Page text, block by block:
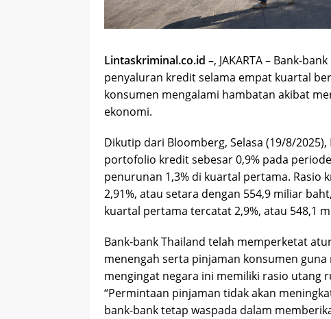
Lintaskriminal.co.id –, JAKARTA – Bank-
penyaluran kredit selama empat kuartal
konsumen mengalami hambatan akibat
ekonomi.
Dikutip dari Bloomberg, Selasa (19/8/
portofolio kredit sebesar 0,9% pada
penurunan 1,3% di kuartal pertama. Rasio
2,91%, atau setara dengan 554,9 miliar
kuartal pertama tercatat 2,9%, atau 548,1
Bank-bank Thailand telah memperketat
menengah serta pinjaman konsumen
mengingat negara ini memiliki rasio utang
“Permintaan pinjaman tidak akan
bank-bank tetap waspada dalam